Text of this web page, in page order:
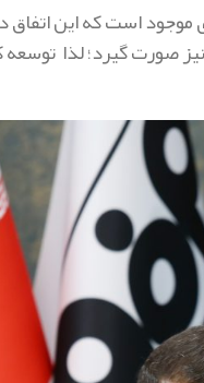
موجود است که این
صورت گیرد؛ لذا توسعه